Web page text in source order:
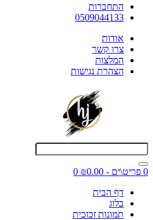
התחברות
0509044133
אודות
צרו קשר
המלצות
הצהרת נגישות
0 פריט\ים - ₪0.00
0
דף הבית
בלוג
תמונות זכוכית